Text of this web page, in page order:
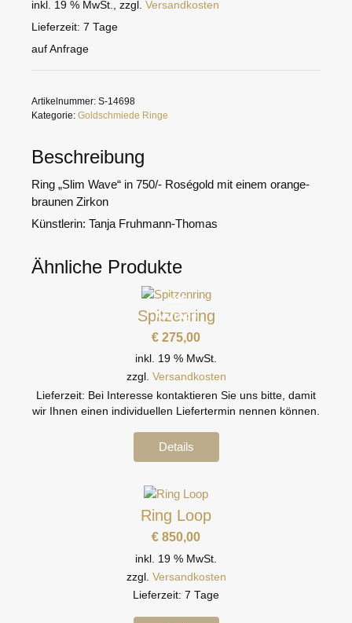
inkl. 19 % MwSt. zzgl. Versandkosten
Lieferzeit: 7 Tage
auf Anfrage
Artikelnummer: S-14698
Kategorie: Goldschmiede Ringe
Beschreibung
Ring „Slim Wave“ in 750/- Roségold mit einem orange-
braunen Zirkon
Künstlerin: Tanja Fruhmann-Thomas
Ähnliche Produkte
auf
Anfrage
Spitzenring
€ 275,00
inkl. 19 % MwSt.
zzgl. Versandkosten
Lieferzeit: Bei Interesse kontaktieren Sie uns bitte, damit
wir Ihnen einen individuellen Liefertermin nennen können.
Details
Ring Loop
€ 850,00
inkl. 19 % MwSt.
zzgl. Versandkosten
Lieferzeit: 7 Tage